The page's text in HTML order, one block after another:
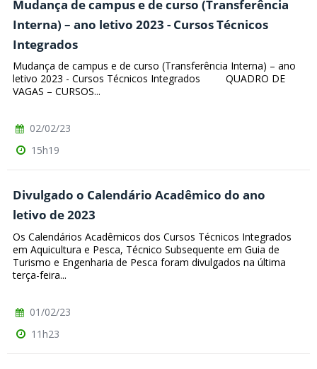
Mudança de campus e de curso (Transferência
Interna) – ano letivo 2023 - Cursos Técnicos
Integrados
Mudança de campus e de curso (Transferência Interna) – ano
letivo 2023 - Cursos Técnicos Integrados QUADRO DE
VAGAS – CURSOS...
02/02/23
15h19
Divulgado o Calendário Acadêmico do ano
letivo de 2023
Os Calendários Acadêmicos dos Cursos Técnicos Integrados
em Aquicultura e Pesca, Técnico Subsequente em Guia de
Turismo e Engenharia de Pesca foram divulgados na última
terça-feira...
01/02/23
11h23